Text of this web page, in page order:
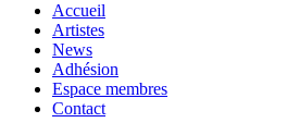
Accueil
Artistes
News
Adhésion
Espace membres
Contact